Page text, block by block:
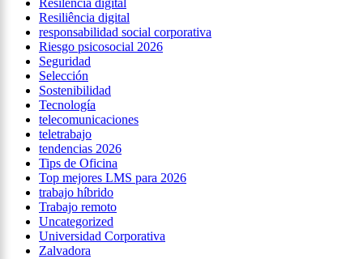
Resilencia digital
Resiliência digital
responsabilidad social corporativa
Riesgo psicosocial 2026
Seguridad
Selección
Sostenibilidad
Tecnología
telecomunicaciones
teletrabajo
tendencias 2026
Tips de Oficina
Top mejores LMS para 2026
trabajo híbrido
Trabajo remoto
Uncategorized
Universidad Corporativa
Zalvadora